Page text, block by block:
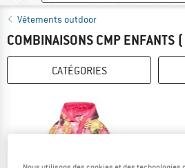
Vêtements outdoor
COMBINAISONS CMP ENFANTS
CATÉGORIES